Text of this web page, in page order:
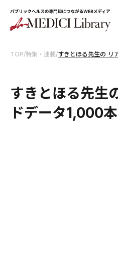
TOP/特集・連載/すきとほる先生の リ
すきとほる先生
ドデータ1,000